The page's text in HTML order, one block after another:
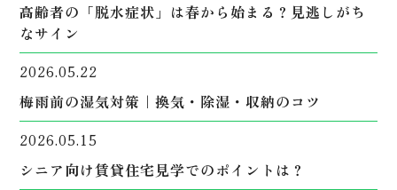
高齢者の「脱水症状」は春から始まる？見逃しがち
なサイン
2026.05.22
梅雨前の湿気対策｜換気・除湿・収納のコツ
2026.05.15
シニア向け賃貸住宅見学でのポイントは？